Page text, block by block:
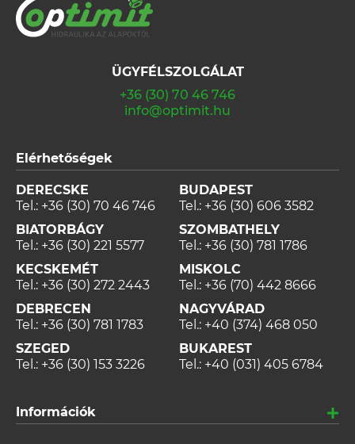
ÜGYFÉLSZOLGÁLAT
+36 (30) 70 46 746
info@optimit.hu
Elérhetőségek
DERECSKE
Tel.: +36 (30) 70 46 746
BIATORBÁGY
Tel.: +36 (30) 221 5577
KECSKEMÉT
Tel.: +36 (30) 272 2443
DEBRECEN
Tel.: +36 (30) 781 1783
SZEGED
Tel.: +36 (30) 153 3226
BUDAPEST
Tel.: +36 (30) 606 3582
SZOMBATHELY
Tel.: +36 (30) 781 1786
MISKOLC
Tel.: +36 (70) 442 8666
NAGYVÁRAD
Tel.: +40 (374) 468 050
BUKAREST
Tel.: +40 (031) 405 6784
Információk